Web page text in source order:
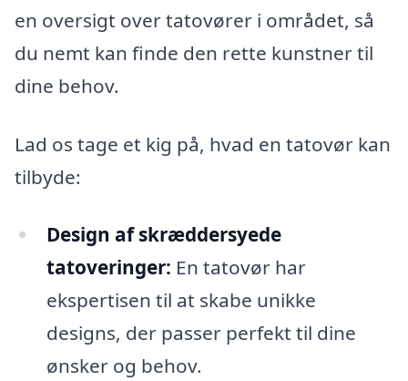
en oversigt over tatovører i området, så
du nemt kan finde den rette kunstner til
dine behov.
Lad os tage et kig på, hvad en tatovør kan
tilbyde:
Design af skræddersyede
tatoveringer: En tatovør har
ekspertisen til at skabe unikke
designs, der passer perfekt til dine
ønsker og behov.